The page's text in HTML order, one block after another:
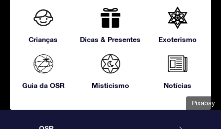
Pixabay
Crianças Dicas & Presentes Exoterismo
Guia da OSR Misticismo Notícias